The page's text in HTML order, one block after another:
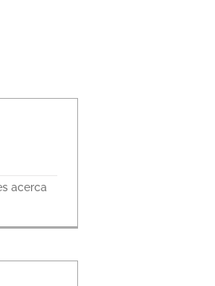
acerca